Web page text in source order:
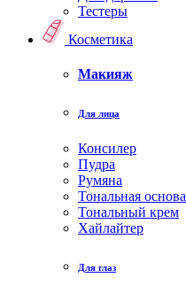
Тестеры
Косметика
Макияж
Для лица
Консилер
Пудра
Румяна
Тональная основа
Тональный крем
Хайлайтер
Для глаз